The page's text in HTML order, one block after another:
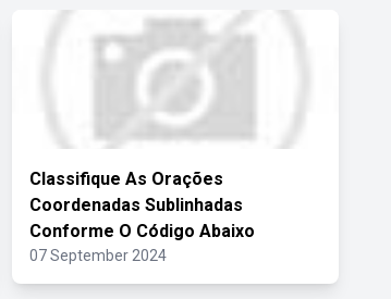
Classifique As Orações
Coordenadas Sublinhadas
Conforme O Código Abaixo
07 September 2024